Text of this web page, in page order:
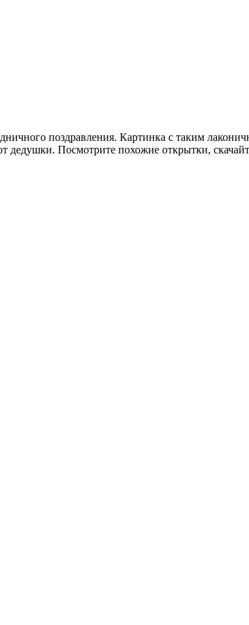
поздравления. Картинка с таким
Посмотрите похожие открытки,